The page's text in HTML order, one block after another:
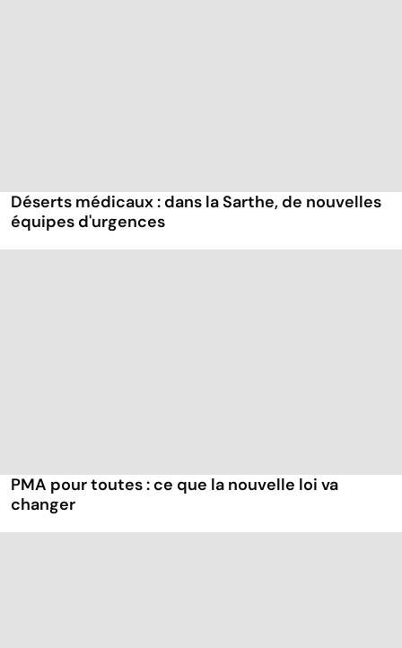
Déserts médicaux : dans la Sarthe, de nouvelles
équipes d'urgences
PMA pour toutes : ce que la nouvelle loi va
changer